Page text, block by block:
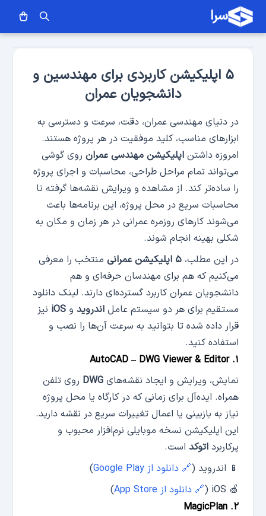
سرا
۵ اپلیکیشن کاربردی برای مهندسین و
دانشجویان عمران
در دنیای مهندسی عمران، دقت، سرعت و دسترسی به
ابزارهای مناسب، کلید موفقیت در هر پروژه هستند.
امروزه داشتناپلیکیشن مهندسی عمران روی گوشی
می‌تواند تمام مراحل طراحی، محاسبات و اجرای پروژه
را ساده‌تر کند. از مشاهده و ویرایش نقشه‌ها گرفته تا
محاسبات سریع در محل پروژه، این برنامه‌ها باعث
می‌شوند کارهای روزمره عمرانی در هر زمان و مکان به
شکلی بهینه انجام شوند.
در این مطلب،۵ اپلیکیشن عمرانی
منتخب را معرفی
می‌کنیم که هم برای مهندسان حرفه‌ای و هم
دانشجویان عمران کاربرد گسترده‌ای دارند. لینک دانلود
مستقیم برای هر دو سیستم‌ عاملاندروید وiOS نیز
قرار داده شده تا بتوانید به سرعت آن‌ها را نصب و
استفاده کنید.
۱. AutoCAD – DWG Viewer & Editor
نمایش، ویرایش و ایجاد نقشه‌هایDWG روی تلفن
همراه. ایده‌آل برای زمانی که در کارگاه یا محل پروژه
نیاز به بازبینی یا اعمال تغییرات سریع در نقشه دارید.
این اپلیکیشن نسخه موبایلی نرم‌افزار محبوب و
پرکاربرداتوکد است.
📱 اندروید (🔗 دانلود از Google Play
)
🍏 iOS (
🔗 دانلود از App Store
)
۲. MagicPlan